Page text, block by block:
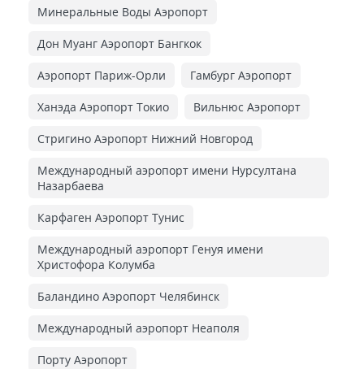
Минеральные Воды Аэропорт
Дон Муанг Аэропорт Бангкок
Аэропорт Париж-Орли Гамбург Аэропорт
Ханэда Аэропорт Токио Вильнюс Аэропорт
Стригино Аэропорт Нижний Новгород
Международный аэропорт имени Нурсултана
Назарбаева
Карфаген Аэропорт Тунис
Международный аэропорт Генуя имени
Христофора Колумба
Баландино Аэропорт Челябинск
Международный аэропорт Неаполя
Порту Аэропорт